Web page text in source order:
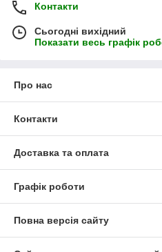
Контакти
Сьогодні вихідний
Показати весь графік
Про нас
Контакти
Доставка та оплата
Графік роботи
Повна версія сайту